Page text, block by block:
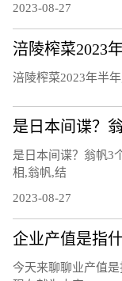
2023-08-27
涪陵榨菜2023
涪陵榨菜2023年半
是日本间谍？翁帆3
相,翁帆,结
2023-08-27
企业产值是指
今天来聊聊业产值